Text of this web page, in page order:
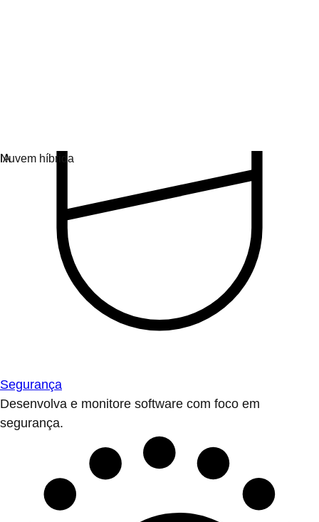
Segurança
Desenvolva e monitore software com foco em
segurança.